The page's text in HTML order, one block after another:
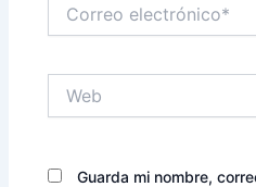
electrónico*
Guarda mi nombre,